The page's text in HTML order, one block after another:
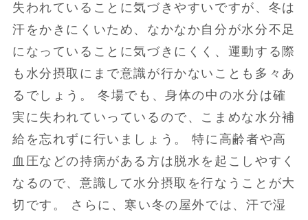
失われていることに気づきやすいですが、冬は
汗をかきにくいため、なかなか自分が水分不足
になっていることに気づきにくく、運動する際
も水分摂取にまで意識が行かないことも多々あ
るでしょう。 冬場でも、身体の中の水分は確
実に失われていっているので、こまめな水分補
給を忘れずに行いましょう。 特に高齢者や高
血圧などの持病がある方は脱水を起こしやすく
なるので、意識して水分摂取を行なうことが大
切です。 さらに、寒い冬の屋外では、汗で湿